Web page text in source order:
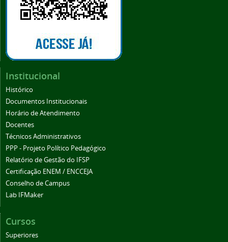
Institucional
Histórico
Documentos Institucionais
Horário de Atendimento
Docentes
Técnicos Administrativos
PPP - Projeto Político Pedagógico
Relatório de Gestão do IFSP
Certificação ENEM / ENCCEJA
Conselho de Campus
Lab IFMaker
Cursos
Superiores